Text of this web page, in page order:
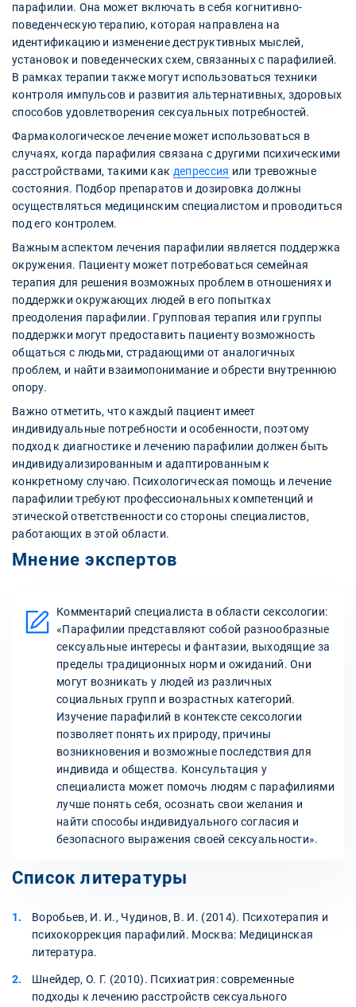
парафилии. Она может включать в себя когнитивно-
поведенческую терапию, которая направлена на
идентификацию и изменение деструктивных мыслей,
установок и поведенческих схем, связанных с парафилией.
В рамках терапии также могут использоваться техники
контроля импульсов и развития альтернативных, здоровых
способов удовлетворения сексуальных потребностей.
Фармакологическое лечение может использоваться в
случаях, когда парафилия связана с другими психическими
расстройствами, такими как депрессия или тревожные
состояния. Подбор препаратов и дозировка должны
осуществляться медицинским специалистом и проводиться
под его контролем.
Важным аспектом лечения парафилии является поддержка
окружения. Пациенту может потребоваться семейная
терапия для решения возможных проблем в отношениях и
поддержки окружающих людей в его попытках
преодоления парафилии. Групповая терапия или группы
поддержки могут предоставить пациенту возможность
общаться с людьми, страдающими от аналогичных
проблем, и найти взаимопонимание и обрести внутреннюю
опору.
Важно отметить, что каждый пациент имеет
индивидуальные потребности и особенности, поэтому
подход к диагностике и лечению парафилии должен быть
индивидуализированным и адаптированным к
конкретному случаю. Психологическая помощь и лечение
парафилии требуют профессиональных компетенций и
этической ответственности со стороны специалистов,
работающих в этой области.
Мнение экспертов
Комментарий специалиста в области сексологии:
«Парафилии представляют собой разнообразные
сексуальные интересы и фантазии, выходящие за
пределы традиционных норм и ожиданий. Они
могут возникать у людей из различных
социальных групп и возрастных категорий.
Изучение парафилий в контексте сексологии
позволяет понять их природу, причины
возникновения и возможные последствия для
индивида и общества. Консультация у
специалиста может помочь людям с парафилиями
лучше понять себя, осознать свои желания и
найти способы индивидуального согласия и
безопасного выражения своей сексуальности».
Список литературы
Воробьев, И. И., Чудинов, В. И. (2014). Психотерапия и
психокоррекция парафилий. Москва: Медицинская
литература.
Шнейдер, О. Г. (2010). Психиатрия: современные
подходы к лечению расстройств сексуального